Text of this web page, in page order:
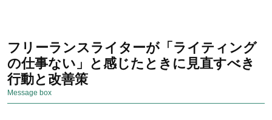
フリーランスライターが「ライティング
の仕事ない」と感じたときに見直すべき
行動と改善策
Message box